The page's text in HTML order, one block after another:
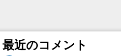
最近のコメント